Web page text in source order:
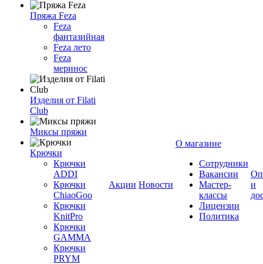
Пряжа Feza
Feza
фантазийная
Feza лето
Feza
меринос
Изделия от Filati
Club
Миксы пряжи
Крючки
Крючки
ADDI
Крючки
ChiaoGoo
Крючки
KnitPro
Крючки
GAMMA
Крючки
PRYM
Акции Новости
О магазине
Сотрудники
Вакансии
Мастер-
классы
Лицензии
Политика
и